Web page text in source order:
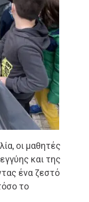
οι μαθητές
και της
ένα ζεστό
το